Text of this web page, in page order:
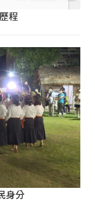
程
身分